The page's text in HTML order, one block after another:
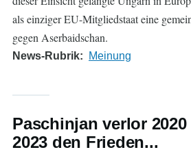
als einziger EU-Mitgliedstaat eine
gegen Aserbaidschan.
News-Rubrik Meinung
Paschinjan verlor
2023 den Frieden...